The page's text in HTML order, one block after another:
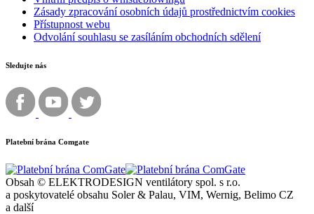
Zásady zpracování osobních údajů prostřednictvím cookies
Přístupnost webu
Odvolání souhlasu se zasíláním obchodních sdělení
Sledujte nás
Platební brána Comgate
Obsah © ELEKTRODESIGN ventilátory spol. s r.o.
a poskytovatelé obsahu Soler & Palau, VIM, Wernig, Belimo CZ
a další